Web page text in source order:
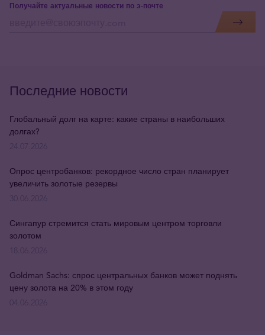
Получайте актуальные новости по э-почте
Последние новости
Глобальный долг на карте: какие страны в наибольших
долгах?
Опрос центробанков: рекордное число стран планирует
увеличить золотые резервы
Сингапур стремится стать мировым центром торговли
золотом
Goldman Sachs: спрос центральных банков может поднять
цену золота на 20% в этом году